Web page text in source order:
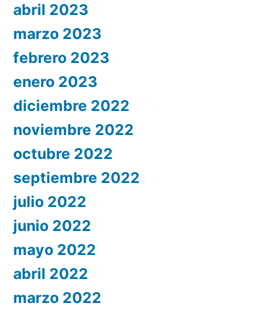
abril 2023
marzo 2023
febrero 2023
enero 2023
diciembre 2022
noviembre 2022
octubre 2022
septiembre 2022
julio 2022
junio 2022
mayo 2022
abril 2022
marzo 2022